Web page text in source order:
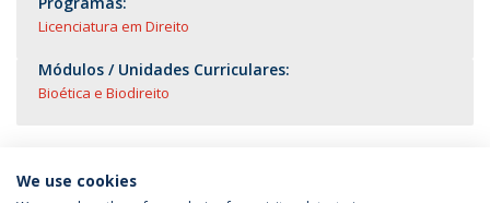
Licenciatura em Direito
Módulos / Unidades Curriculares:
Bioética e Biodireito
We use cookies